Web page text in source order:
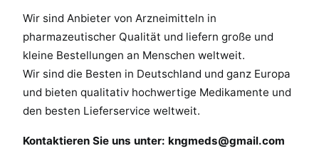
k
i
i
n
i
Wir sind Anbieter von Arzneimitteln in
pharmazeutischer Qualität und liefern große und
kleine Bestellungen an Menschen weltweit.
Wir sind die Besten in Deutschland und ganz Europa
und bieten qualitativ hochwertige Medikamente und
den besten Lieferservice weltweit.
Kontaktieren Sie uns unter: kngmeds@gmail.com